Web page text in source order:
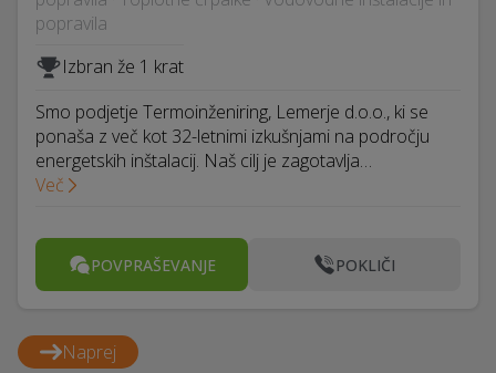
popravila
Izbran že 1 krat
Smo podjetje Termoinženiring, Lemerje d.o.o., ki se
ponaša z več kot 32-letnimi izkušnjami na področju
energetskih inštalacij. Naš cilj je zagotavlja…
Več
POVPRAŠEVANJE POKLIČI
Naprej